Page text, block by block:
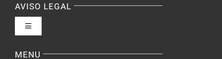
AVISO LEGAL
Toggle
Política de privacidad
MENU